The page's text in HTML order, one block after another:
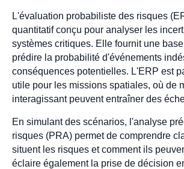
L'évaluation probabiliste des risques
quantitatif conçu pour analyser les
systèmes critiques. Elle fournit une
prédire la probabilité d'événements
conséquences potentielles. L'ERP est
utile pour les missions spatiales, où de
interagissant peuvent entraîner des
En simulant des scénarios, l'analyse
risques (PRA) permet de comprendre
situent les risques et comment ils
éclaire également la prise de décision